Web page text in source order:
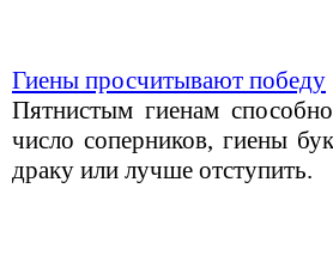
Гиены просчитывают победу
Пятнистым гиенам
число соперников, гиены
драку или лучше отступить.